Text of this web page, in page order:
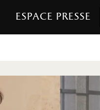
Espace presse